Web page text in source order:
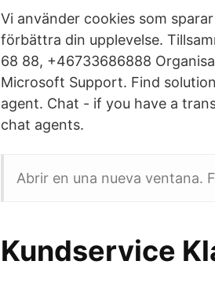
Vi använder cookies som
förbättra din upplevelse.
68 88, +46733686888
Microsoft Support. Find
agent. Chat - if you have a
chat agents.
Abrir en una nueva ventana.
Kundservice